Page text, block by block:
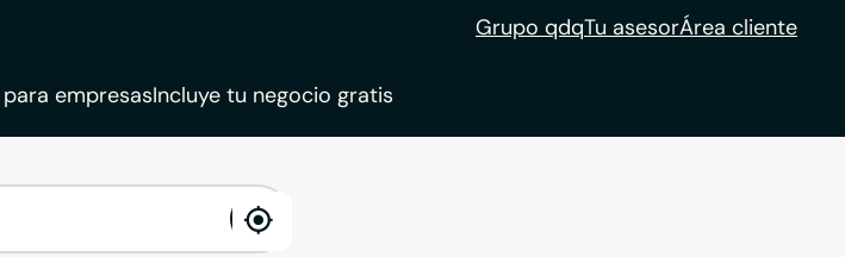
Grupo qdqTu asesorÁrea cliente
empresasIncluye tu negocio gratis
enable